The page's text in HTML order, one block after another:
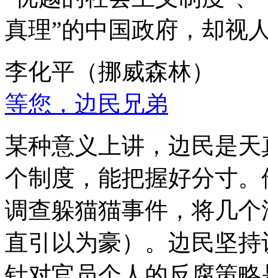
真理”的中国政府，却视
李化平（挪威森林）
等您，边民兄弟
某种意义上讲，边民是
个制度，能把握好分寸
调查躲猫猫事件，将几
直引以为豪）。边民坚